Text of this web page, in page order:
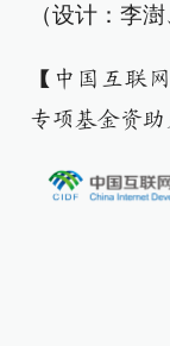
（设计：李
【中国互联
专项基金资助